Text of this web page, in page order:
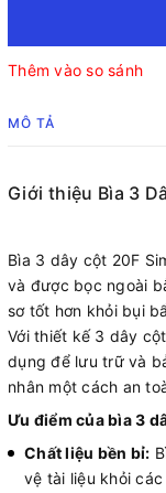
Thêm vào so sánh
MÔ TẢ
Giới thiệu Bìa 3
Bìa 3 dây cột 20F
và được bọc ngoài
sơ tốt hơn khỏi bụi
Với thiết kế 3 dây
dụng để lưu trữ và
nhân một cách an
Ưu điểm của bìa 3
Chất liệu bền bỉ:
vệ tài liệu khỏi